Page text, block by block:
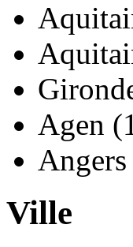
Agen
Ville